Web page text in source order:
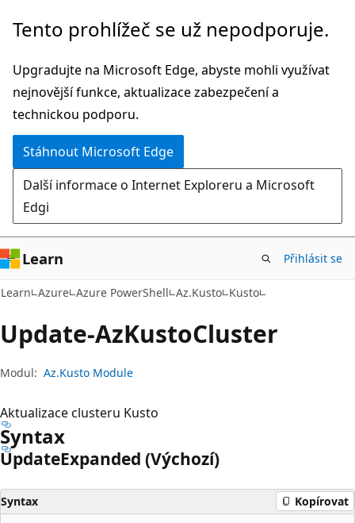
Přeskočit
hlavní
obsah
Přeskočit
navigaci
na
stránce
Tento prohlížeč se už nepodporuje.
Upgradujte na Microsoft Edge, abyste mohli využívat
nejnovější funkce, aktualizace zabezpečení a
technickou podporu.
Stáhnout Microsoft Edge
Další informace o Internet Exploreru a Microsoft
Edgi
Learn Přihlásit se
Learn Azure Azure PowerShell Az.Kusto Kusto
Update-AzKustoCluster
Modul: Az.Kusto Module
Aktualizace clusteru Kusto
Syntax
UpdateExpanded (Výchozí)
Syntax Kopírovat